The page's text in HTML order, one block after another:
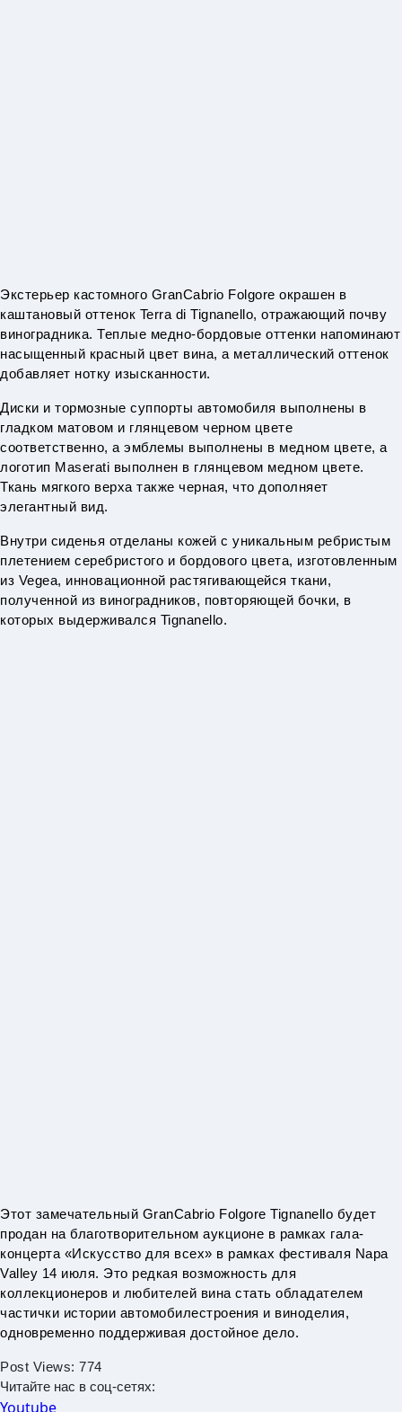
Экстерьер кастомного GranCabrio Folgore окрашен в
каштановый оттенок Terra di Tignanello, отражающий почву
виноградника. Теплые медно-бордовые оттенки напоминают
насыщенный красный цвет вина, а металлический оттенок
добавляет нотку изысканности.
Диски и тормозные суппорты автомобиля выполнены в
гладком матовом и глянцевом черном цвете
соответственно, а эмблемы выполнены в медном цвете, а
логотип Maserati выполнен в глянцевом медном цвете.
Ткань мягкого верха также черная, что дополняет
элегантный вид.
Внутри сиденья отделаны кожей с уникальным ребристым
плетением серебристого и бордового цвета, изготовленным
из Vegea, инновационной растягивающейся ткани,
полученной из виноградников, повторяющей бочки, в
которых выдерживался Tignanello.
Этот замечательный GranCabrio Folgore Tignanello будет
продан на благотворительном аукционе в рамках гала-
концерта «Искусство для всех» в рамках фестиваля Napa
Valley 14 июля. Это редкая возможность для
коллекционеров и любителей вина стать обладателем
частички истории автомобилестроения и виноделия,
одновременно поддерживая достойное дело.
Post Views: 774
Читайте нас в соц-сетях:
Youtube